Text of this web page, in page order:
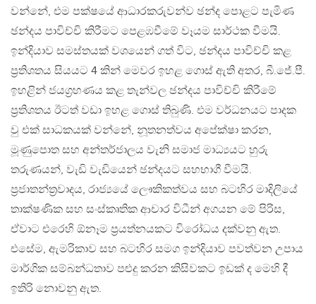
වන්නේ, එම පක්ෂයේ ආධාරකරුවන්ව ඡන්ද පොළට පැමිණ
ඡන්දය පාවිච්චි කිරීමට පෙළඹවීමේ වෑයම සාර්ථක වීමයි.
ඉන්දියාව සමස්තයක් වශයෙන් ගත් විට, ඡන්දය පාවිච්චි කළ
ප‍්‍රතිශතය සියයට 4 කින් මෙවර ඉහළ ගොස් ඇති අතර, බී.ජේ.පී.
ඉහළින් ජයග‍්‍රහණය කළ තැන්වල ඡන්දය පාවිච්චි කිරීමේ
ප‍්‍රතිශතය ඊටත් වඩා ඉහළ ගොස් තිබුණි. එම වර්ධනයට පාදක
වු එක් සාධකයක් වන්නේ, නූතනත්වය අපේක්ෂා කරන,
මූණුපොත සහ අන්තර්ජාලය වැනි සමාජ මාධ්‍යයට හුරු
තරුණයන්, වැඩි වැඩියෙන් ඡන්දයට සහභාගී වීමයි.
ප‍්‍රජාතන්ත‍්‍රවාදය, රාජ්‍යයේ ලෞකිකත්වය සහ බටහිර මාදිලියේ
තාක්ෂණික සහ සංස්කෘතික ආචාර විධීන් අගයන මේ පිරිස,
ඒවාට එරෙහි ඕනෑම ප‍්‍රයත්නයකට විරෝධය දක්වනු ඇත.
එසේම, ඇමරිකාව සහ බටහිර සමග ඉන්දියාව පවත්වන උපාය
මාර්ගික සම්බන්ධතාව පළුදු කරන කිසිවකට ඉඩක් ද මෙහි දී
ඉතිරි නොවනු ඇත.